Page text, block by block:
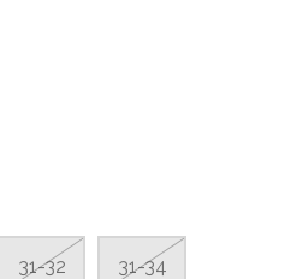
31-32 31-34